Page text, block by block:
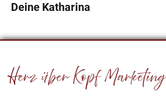
Deine Katharina
Herz über Kopf Marketing